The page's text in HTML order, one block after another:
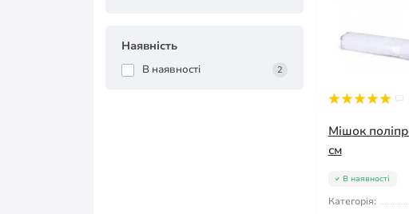
Наявність
В наявності 2
Мішок
см
В наявності
Категорія: